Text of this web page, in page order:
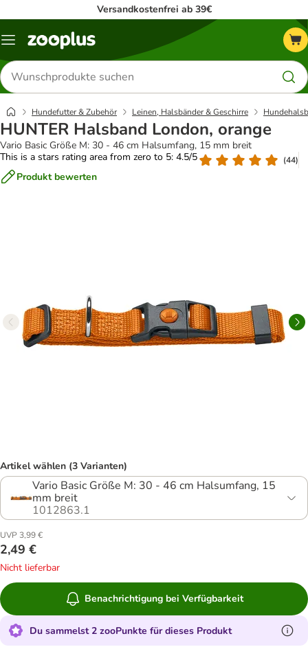
Versandkostenfrei ab 39€
Menü
Produkte
suchen
Hundefutter & Zubehör Leinen, Halsbänder & Geschirre
HUNTER Halsband London, orange
Vario Basic Größe M: 30 - 46 cm Halsumfang, 15 mm breit
This is a stars rating area from zero to 5: 4.5/5
(44)
Produkt bewerten
Artikel wählen (3 Varianten)
Vario Basic Größe M: 30 - 46 cm Halsumfang, 15
mm breit
1012863.1
UVP 3,99 €
2,49 €
Nicht lieferbar
Benachrichtigung bei Verfügbarkeit
Du sammelst 2 zooPunkte für dieses Produkt